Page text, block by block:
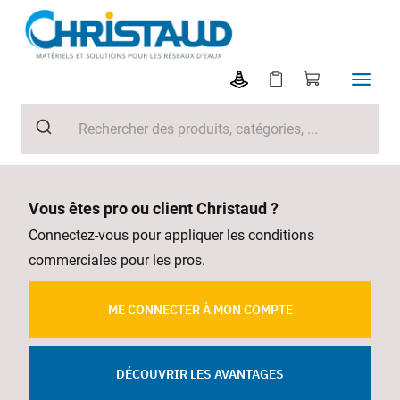
Vous êtes pro ou client Christaud ?
Connectez-vous pour appliquer les conditions
commerciales pour les pros.
ME CONNECTER À MON COMPTE
DÉCOUVRIR LES AVANTAGES